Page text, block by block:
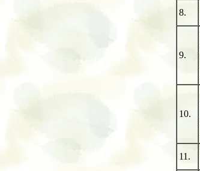
8.
9.
10.
11.